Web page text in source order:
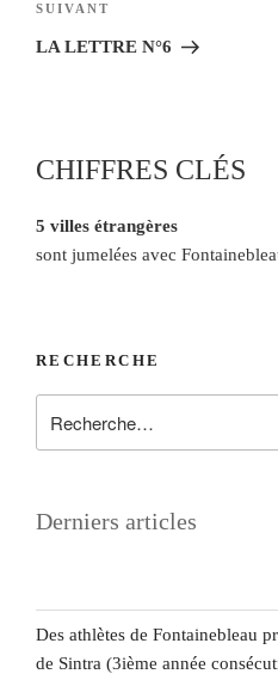
SUIVANT
LA LETTRE N°6
CHIFFRES CLÉS
5 villes étrangères
sont jumelées avec
RECHERCHE
Derniers articles
Des athlètes de Fontainebleau
de Sintra (3ième année